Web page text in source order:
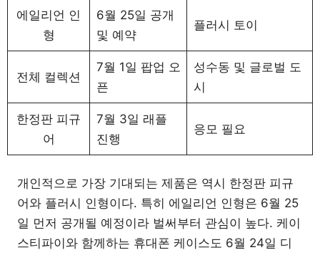
에일리언 인
형
6월 25일 공개
및 예약
플러시 토이
전체 컬렉션
7월 1일 팝업 오
픈
성수동 및 글로벌 도
시
한정판 피규
어
7월 3일 래플
진행
응모 필요
개인적으로 가장 기대되는 제품은 역시 한정판 피규
어와 플러시 인형이다. 특히 에일리언 인형은 6월 25
일 먼저 공개될 예정이라 벌써부터 관심이 높다. 케이
스티파이와 함께하는 휴대폰 케이스도 6월 24일 디